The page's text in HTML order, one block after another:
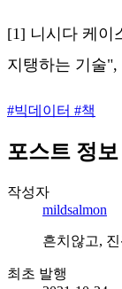
[1] 니시다 케이
지탱하는 기술",
#빅데이터 #책
포스트 정보
작성자
mildsalmon
흔치않고,
최초 발행